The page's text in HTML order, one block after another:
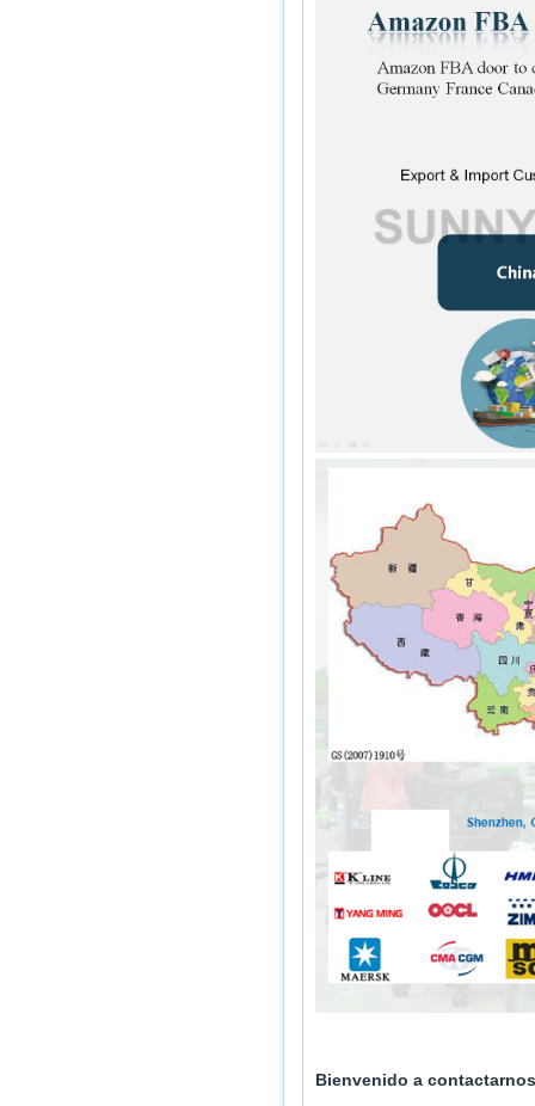
Bienvenido a